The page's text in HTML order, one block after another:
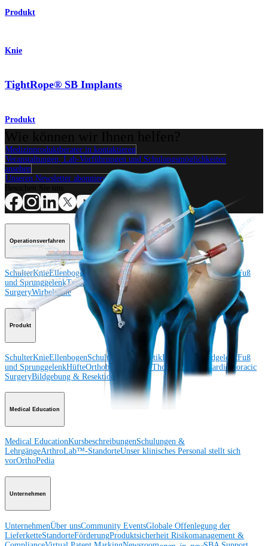
Produkt
Knie
TightRope® SB Implants
Produkt
Medizinproduktberater:in kontaktieren
Veranstaltungen, Lab-Vorführungen und Schulungsmöglichkeiten
ansehen
Unseren Newsletter abonnieren
Operationsverfahren
SchulterKnieEllenbogen Schulterendoprothetik Hand und HandgelenkFuß
und SprunggelenkTrauma Orthobiologie
Cardiothoracic
SurgeryWirbelsäule
Produkt
SchulterKnieEllenbogenSchulterendoprothetikHand und HandgelenkFuß
und SprunggelenkHüfteOrthobiologie Herz-Thoraxchirurgie
Cardiothoracic
SurgeryBildgebung & Resektion
Medical Education
Medical EducationKursbeschreibungenSchulungen &
LehrgängeArthroLab™-StandorteUnser klinisches Personal stellt sich
vorOrthoPedia
Unternehmen
UnternehmenÜber unsCommunity EventsGlobale Offenlegung der
LieferketteStandorteFörderungProduktsicherheit Risikomanagement &